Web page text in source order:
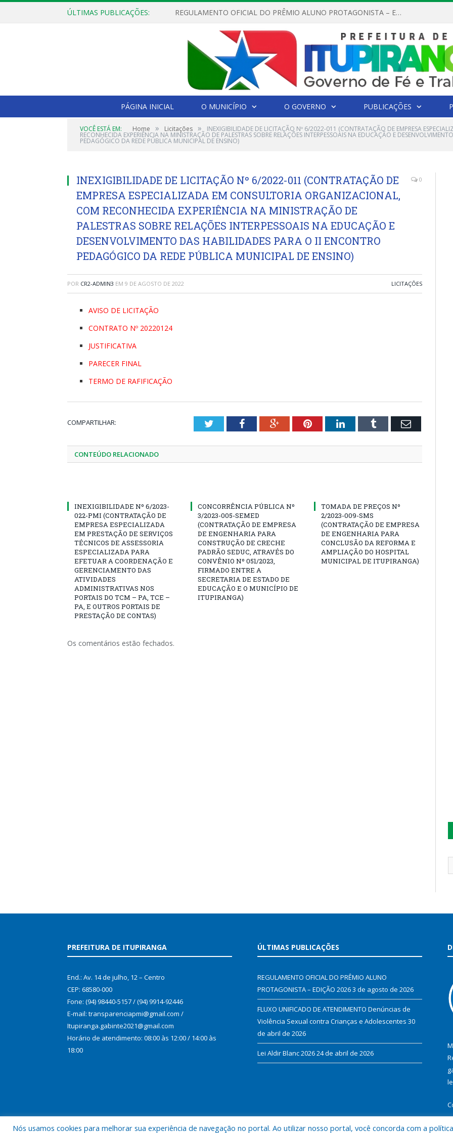
ÚLTIMAS PUBLICAÇÕES: REGULAMENTO OFICIAL DO PRÊMIO ALUNO PROTAGONISTA – EDIÇÃO 2026
PÁGINA INICIAL O MUNICÍPIO O GOVERNO PUBLICAÇÕES
VOCÊ ESTÁ EM: Home » Licitações » INEXIGIBILIDADE DE LICITAÇÃO Nº 6/2022-011 (CONTRATAÇÃO DE EMPRESA
RECONHECIDA EXPERIÊNCIA NA MINISTRAÇÃO DE PALESTRAS SOBRE RELAÇÕES INTERPESSOAIS NA EDUCAÇÃO E
PEDAGÓGICO DA REDE PÚBLICA MUNICIPAL DE ENSINO)
INEXIGIBILIDADE DE LICITAÇÃO Nº 6/2022-011 (CONTRATAÇÃO DE
EMPRESA ESPECIALIZADA EM CONSULTORIA ORGANIZACIONAL,
COM RECONHECIDA EXPERIÊNCIA NA MINISTRAÇÃO DE
PALESTRAS SOBRE RELAÇÕES INTERPESSOAIS NA EDUCAÇÃO E
DESENVOLVIMENTO DAS HABILIDADES PARA O II ENCONTRO
PEDAGÓGICO DA REDE PÚBLICA MUNICIPAL DE ENSINO)
0
POR CR2-ADMIN3 EM 9 DE AGOSTO DE 2022 LICITAÇÕES
AVISO DE LICITAÇÃO
CONTRATO Nº 20220124
JUSTIFICATIVA
PARECER FINAL
TERMO DE RAFIFICAÇÃO
COMPARTILHAR: TwitterFacebookGoogle+PinterestLinkedInTumblr Email
CONTEÚDO RELACIONADO
INEXIGIBILIDADE Nº 6/2023-
022-PMI (CONTRATAÇÃO DE
EMPRESA ESPECIALIZADA
EM PRESTAÇÃO DE SERVIÇOS
TÉCNICOS DE ASSESSORIA
ESPECIALIZADA PARA
EFETUAR A COORDENAÇÃO E
GERENCIAMENTO DAS
ATIVIDADES
ADMINISTRATIVAS NOS
PORTAIS DO TCM – PA, TCE –
PA, E OUTROS PORTAIS DE
PRESTAÇÃO DE CONTAS)
CONCORRÊNCIA PÚBLICA Nº
3/2023-005-SEMED
(CONTRATAÇÃO DE EMPRESA
DE ENGENHARIA PARA
CONSTRUÇÃO DE CRECHE
PADRÃO SEDUC, ATRAVÉS DO
CONVÊNIO Nº 051/2023,
FIRMADO ENTRE A
SECRETARIA DE ESTADO DE
EDUCAÇÃO E O MUNICÍPIO DE
ITUPIRANGA)
TOMADA DE PREÇOS Nº
2/2023-009-SMS
(CONTRATAÇÃO DE EMPRESA
DE ENGENHARIA PARA
CONCLUSÃO DA REFORMA E
AMPLIAÇÃO DO HOSPITAL
MUNICIPAL DE ITUPIRANGA)
Os comentários estão fechados.
PREFEITURA DE ITUPIRANGA
End.: Av. 14 de julho, 12 – Centro
CEP: 68580-000
Fone: (94) 98440-5157 / (94) 9914-92446
E-mail: transparenciapmi@gmail.com /
Itupiranga.gabinte2021@gmail.com
Horário de atendimento: 08:00 às 12:00 / 14:00 às
18:00
ÚLTIMAS PUBLICAÇÕES
REGULAMENTO OFICIAL DO PRÊMIO ALUNO
PROTAGONISTA – EDIÇÃO 20263 de agosto de 2026
FLUXO UNIFICADO DE ATENDIMENTO Denúncias de
Violência Sexual contra Crianças e Adolescentes 30
de abril de 2026
Lei Aldir Blanc 202624 de abril de 2026
Nós usamos cookies para melhorar sua experiência de navegação no portal. Ao utilizar nosso portal, você concorda com a